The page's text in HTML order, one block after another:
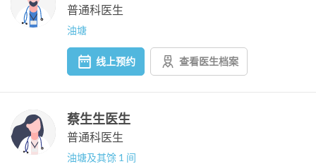
普通科医生
油塘
线上预约 查看医生档案
蔡生生医生
普通科医生
油塘及其馀 1 间